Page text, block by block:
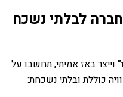
לבלתי נשכח
וייצר באז אמיתי, תחשבו על
כוללת ובלתי נשכחת: